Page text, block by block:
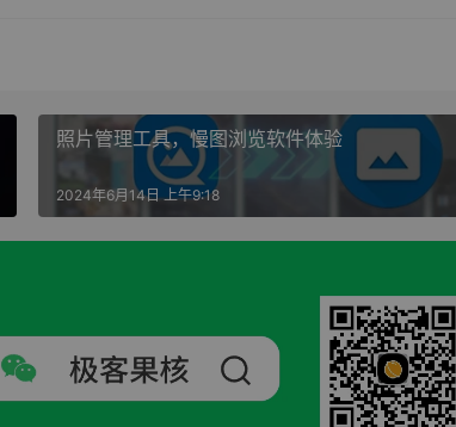
照片管理工具，慢图浏览软件体验
2024年6月14日 上午9:18